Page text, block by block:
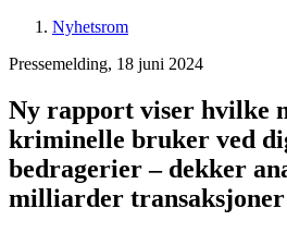
Nyhetsrom
Pressemelding, 18 juni 2024
Ny rapport viser hvilke
kriminelle bruker ved
bedragerier – dekker
milliarder transaksjoner